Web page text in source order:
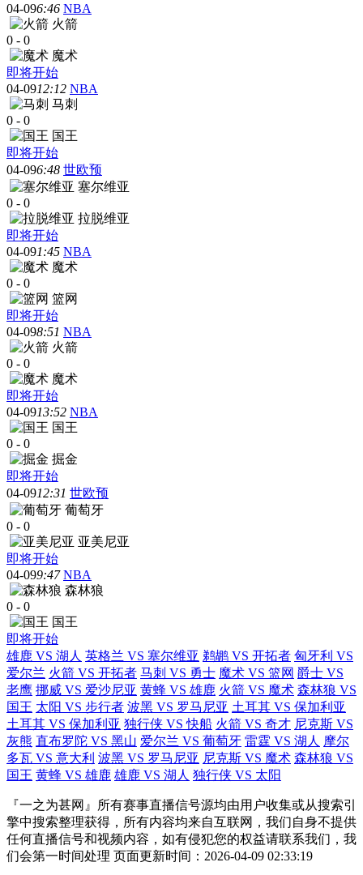
04-096:46 NBA
火箭
0 - 0
魔术
即将开始
04-0912:12 NBA
马刺
0 - 0
国王
即将开始
04-096:48 世欧预
塞尔维亚
0 - 0
拉脱维亚
即将开始
04-091:45 NBA
魔术
0 - 0
篮网
即将开始
04-098:51 NBA
火箭
0 - 0
魔术
即将开始
04-0913:52 NBA
国王
0 - 0
掘金
即将开始
04-0912:31 世欧预
葡萄牙
0 - 0
亚美尼亚
即将开始
04-099:47 NBA
森林狼
0 - 0
国王
即将开始
雄鹿 VS 湖人 英格兰 VS 塞尔维亚 鹈鹕 VS 开拓者 匈牙利 VS
爱尔兰 火箭 VS 开拓者 马刺 VS 勇士 魔术 VS 篮网 爵士 VS
老鹰 挪威 VS 爱沙尼亚 黄蜂 VS 雄鹿 火箭 VS 魔术 森林狼 VS
国王 太阳 VS 步行者 波黑 VS 罗马尼亚 土耳其 VS 保加利亚
土耳其 VS 保加利亚 独行侠 VS 快船 火箭 VS 奇才 尼克斯 VS
灰熊 直布罗陀 VS 黑山 爱尔兰 VS 葡萄牙 雷霆 VS 湖人 摩尔
多瓦 VS 意大利 波黑 VS 罗马尼亚 尼克斯 VS 魔术 森林狼 VS
国王 黄蜂 VS 雄鹿 雄鹿 VS 湖人 独行侠 VS 太阳
『一之为甚网』所有赛事直播信号源均由用户收集或从搜索引
擎中搜索整理获得，所有内容均来自互联网，我们自身不提供
任何直播信号和视频内容，如有侵犯您的权益请联系我们，我
们会第一时间处理 页面更新时间：2026-04-09 02:33:19